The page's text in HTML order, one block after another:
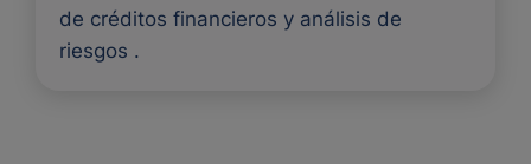
de créditos financieros y análisis de
riesgos .